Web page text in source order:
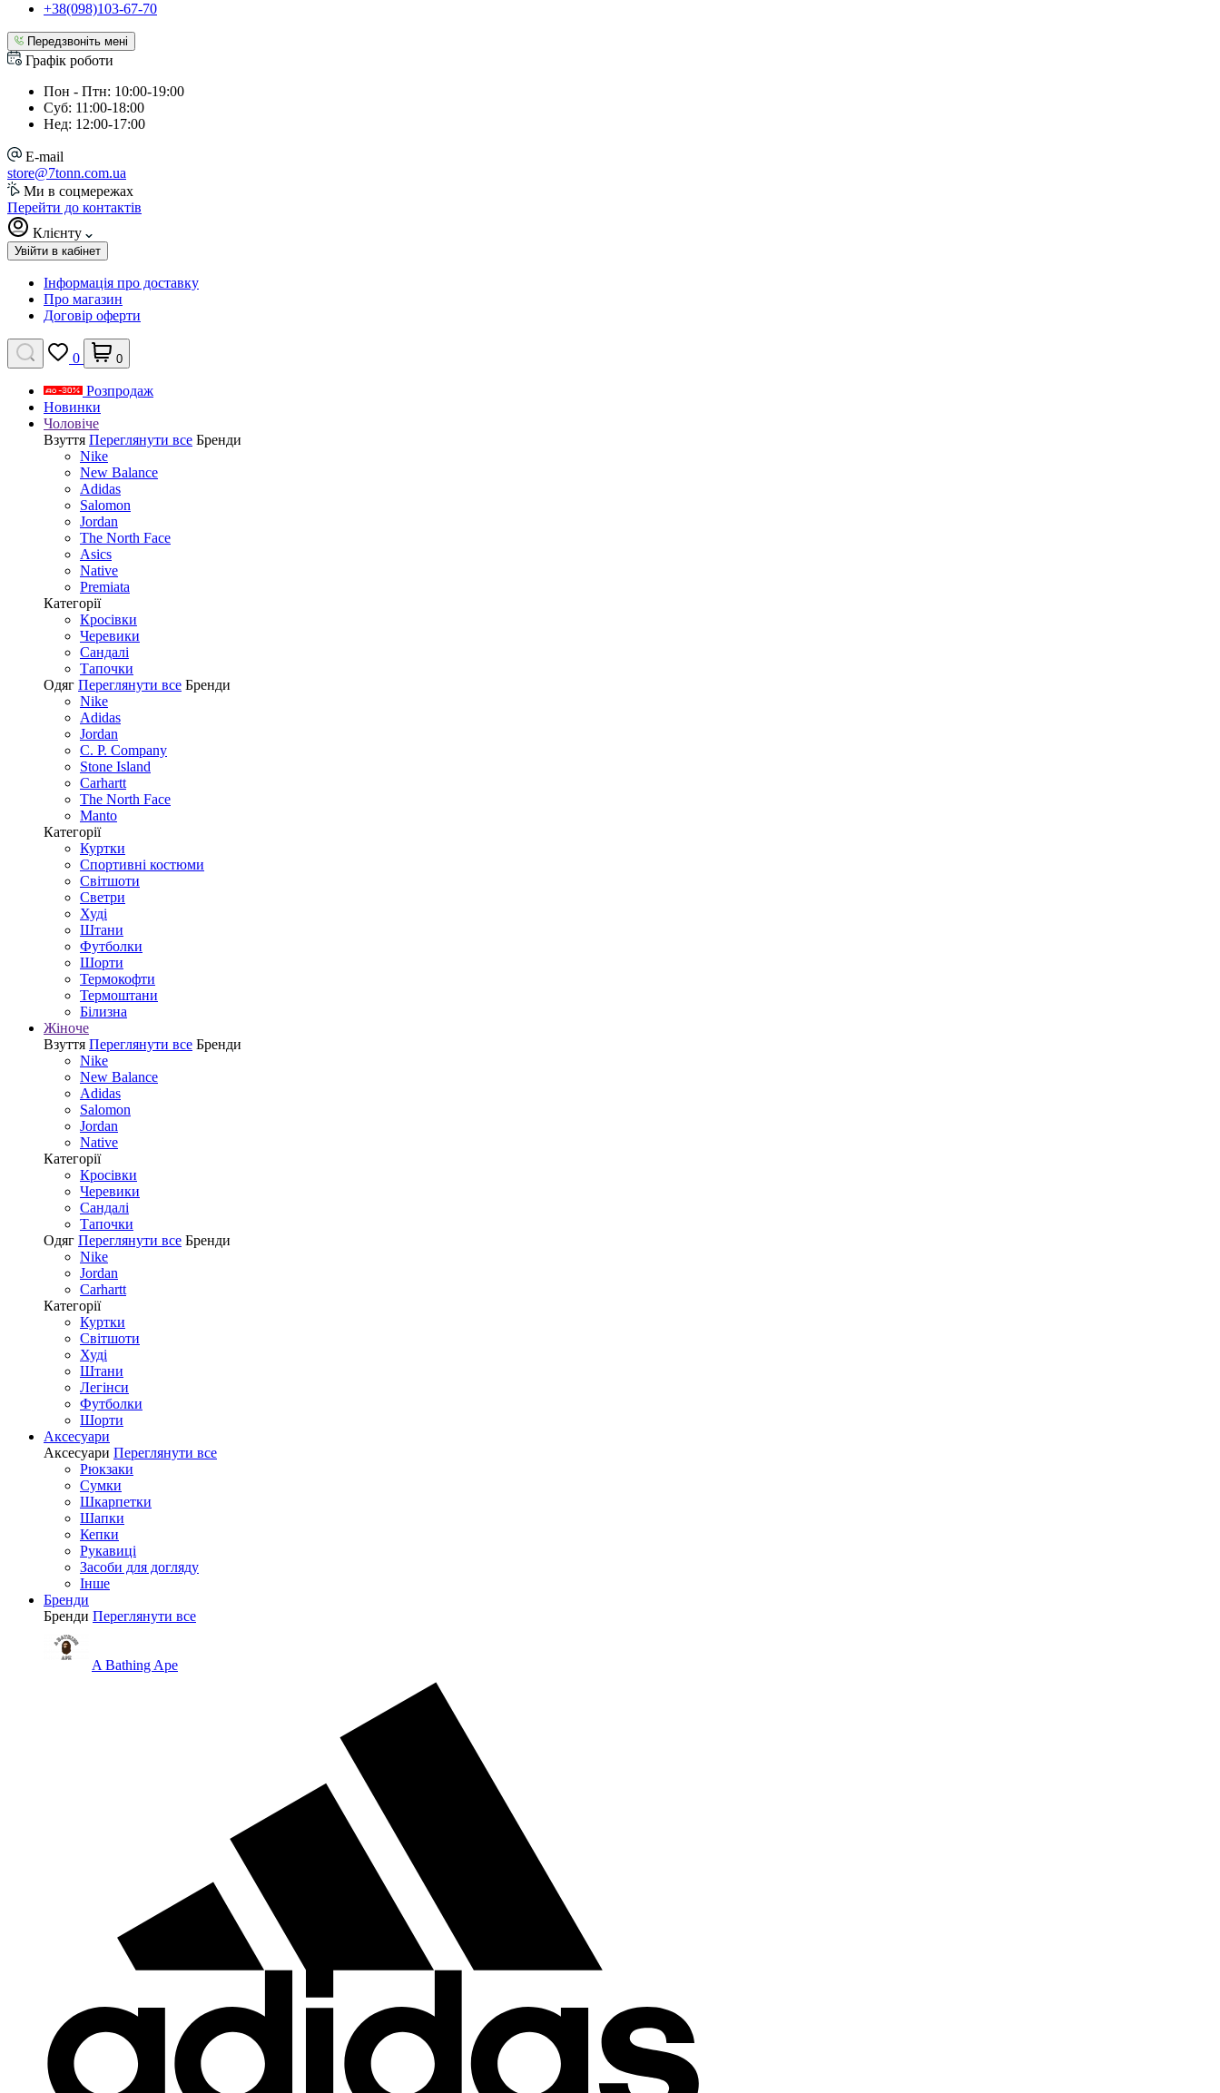
+38(098)103-67-70
Передзвоніть мені
Графік роботи
Пон - Птн: 10:00-19:00
Суб: 11:00-18:00
Нед: 12:00-17:00
E-mail
store@7tonn.com.ua
Ми в соцмережах
Перейти до контактів
Клієнту
Увійти в кабінет
Інформація про доставку
Про магазин
Договір оферти
0 0
Розпродаж
Новинки
Чоловіче
Взуття Переглянути все Бренди
Nike
New Balance
Adidas
Salomon
Jordan
The North Face
Asics
Native
Premiata
Категорії
Кросівки
Черевики
Сандалі
Tапочки
Одяг Переглянути все Бренди
Nike
Adidas
Jordan
C. P. Company
Stone Island
Carhartt
The North Face
Manto
Категорії
Куртки
Спортивні костюми
Світшоти
Светри
Худі
Штани
Футболки
Шорти
Термокофти
Термоштани
Білизна
Жіноче
Взуття Переглянути все Бренди
Nike
New Balance
Adidas
Salomon
Jordan
Native
Категорії
Кросівки
Черевики
Сандалі
Tапочки
Одяг Переглянути все Бренди
Nike
Jordan
Carhartt
Категорії
Куртки
Світшоти
Худі
Штани
Легінси
Футболки
Шорти
Аксесуари
Аксесуари Переглянути все
Рюкзаки
Сумки
Шкарпетки
Шапки
Кепки
Рукавиці
Засоби для догляду
Інше
Бренди
Бренди Переглянути все
A Bathing Ape